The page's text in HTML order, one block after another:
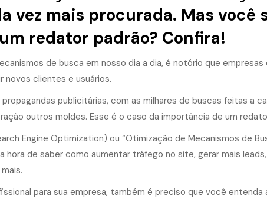
vez mais procurada. Mas você
redator padrão? Confira!
de busca em nosso dia a dia, é notório que empresas
novos clientes e usuários.
publicitárias, com as milhares de buscas feitas a
outros moldes. Esse é o caso da importância de um
Engine Optimization) ou “Otimização de Mecanismos de
hora de saber como aumentar tráfego no site, gerar mais
para sua empresa, também é preciso que você entenda